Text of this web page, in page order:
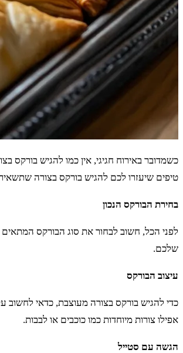
כשמדובר באירוח חגיגי, אין כמו להגיש
טיפים שיעזרו לכם להגיש בורקס בצורה
בחירת הבורקס הנכון
לפני הכל, חשוב לבחור את סוג הבורקס המתאים
שלכם.
עיצוב הבורקס
כדי להגיש בורקס בצורה מעוצבת, כדאי לחשוב
אפילו צורות מיוחדות כמו כוכבים או לבבות.
הגשה עם סטייל